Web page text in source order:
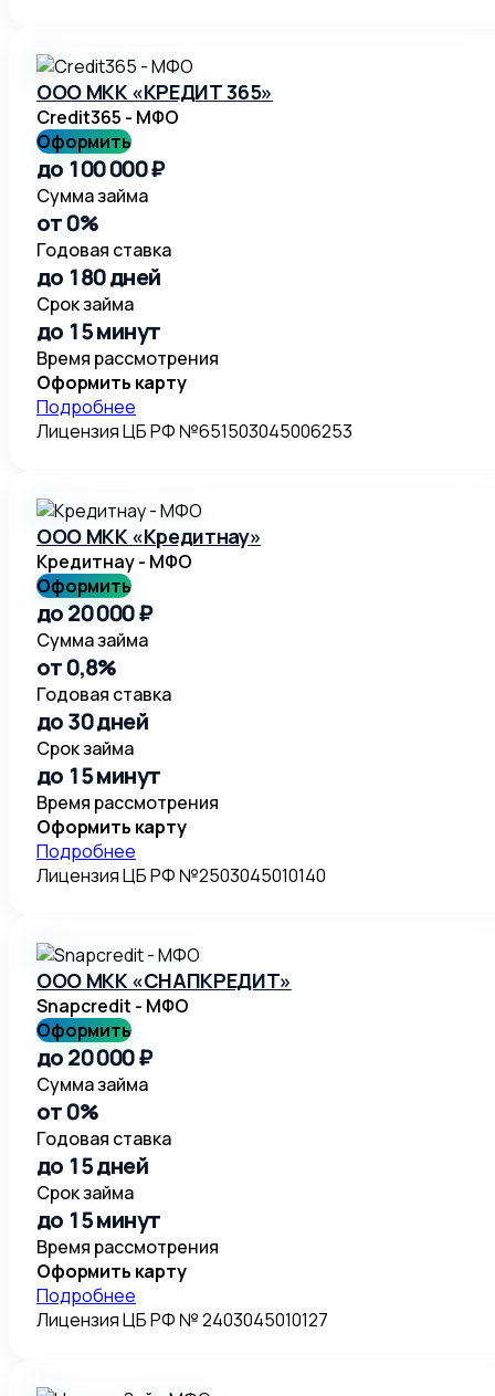
ООО МКК «КРЕДИТ 365»
Credit365 - МФО
Оформить
до 100 000 ₽
Сумма займа
от 0%
Годовая ставка
до 180 дней
Срок займа
до 15 минут
Время рассмотрения
Оформить карту
Подробнее
Лицензия ЦБ РФ №651503045006253
ООО МКК «Кредитнау»
Кредитнау - МФО
Оформить
до 20 000 ₽
Сумма займа
от 0,8%
Годовая ставка
до 30 дней
Срок займа
до 15 минут
Время рассмотрения
Оформить карту
Подробнее
Лицензия ЦБ РФ №2503045010140
ООО МКК «СНАПКРЕДИТ»
Snapcredit - МФО
Оформить
до 20 000 ₽
Сумма займа
от 0%
Годовая ставка
до 15 дней
Срок займа
до 15 минут
Время рассмотрения
Оформить карту
Подробнее
Лицензия ЦБ РФ № 2403045010127